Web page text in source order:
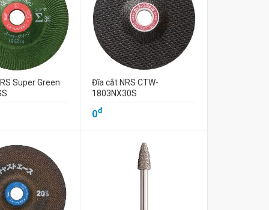
Super Green
Đĩa cắt NRS CTW-
1803NX30S
0đ